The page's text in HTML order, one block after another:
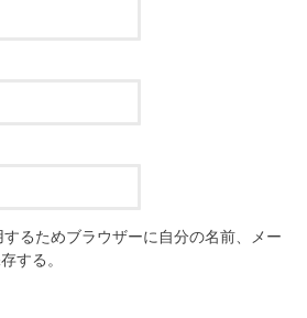
るためブラウザーに自分の名前、メー
する。